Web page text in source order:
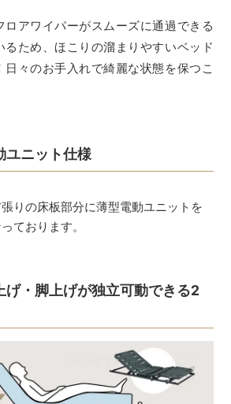
ロアワイパーがスムーズに通過できる
るため、ほこりの溜まりやすいベッド
々のお手入れで綺麗な状態を保つこ
ユニット仕様
りの床板部分に薄型電動ユニットを
ております。
げ・脚上げが独立可動できる2